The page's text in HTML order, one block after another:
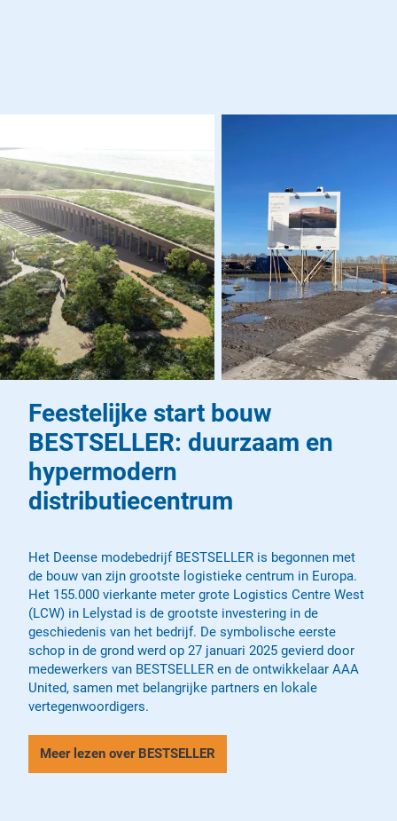
Feestelijke start bouw
BESTSELLER: duurzaam en
hypermodern
distributiecentrum
Het Deense modebedrijf BESTSELLER is begonnen met
de bouw van zijn grootste logistieke centrum in Europa.
Het 155.000 vierkante meter grote Logistics Centre West
(LCW) in Lelystad is de grootste investering in de
geschiedenis van het bedrijf. De symbolische eerste
schop in de grond werd op 27 januari 2025 gevierd door
medewerkers van BESTSELLER en de ontwikkelaar AAA
United, samen met belangrijke partners en lokale
vertegenwoordigers.
Meer lezen over BESTSELLER